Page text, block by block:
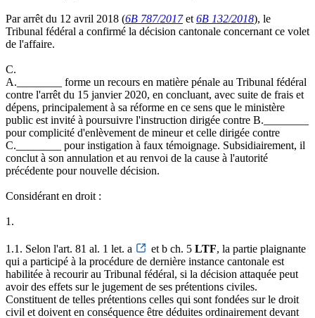
Par arrêt du 12 avril 2018 (6B 787/2017et 6B 132/2018), le
Tribunal fédéral a confirmé la décision cantonale concernant ce volet
de l'affaire.
C.
A.________ forme un recours en matière pénale au Tribunal fédéral
contre l'arrêt du 15 janvier 2020, en concluant, avec suite de frais et
dépens, principalement à sa réforme en ce sens que le ministère
public est invité à poursuivre l'instruction dirigée contre B.________
pour complicité d'enlèvement de mineur et celle dirigée contre
C.________ pour instigation à faux témoignage. Subsidiairement, il
conclut à son annulation et au renvoi de la cause à l'autorité
précédente pour nouvelle décision.
Considérant en droit :
1.
1.1. Selon l'art. 81 al. 1 let. a et b ch. 5 LTF, la partie plaignante
qui a participé à la procédure de dernière instance cantonale est
habilitée à recourir au Tribunal fédéral, si la décision attaquée peut
avoir des effets sur le jugement de ses prétentions civiles.
Constituent de telles prétentions celles qui sont fondées sur le droit
civil et doivent en conséquence être déduites ordinairement devant